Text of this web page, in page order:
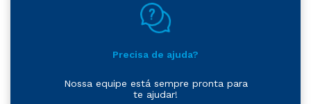
Precisa de ajuda?
Nossa equipe está sempre pronta para
te ajudar!